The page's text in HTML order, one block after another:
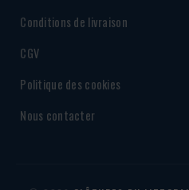
Conditions de livraison
CGV
Politique des cookies
Nous contacter